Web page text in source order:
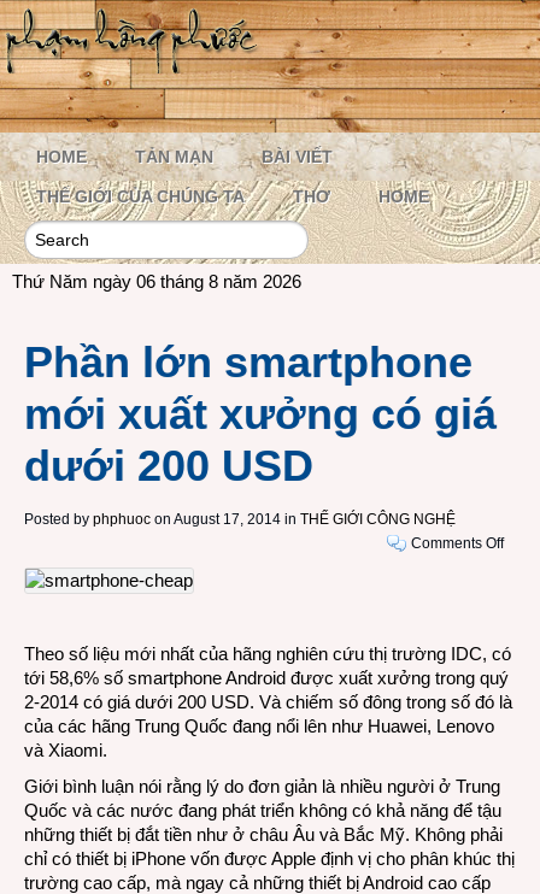
HOME TẢN MẠN BÀI VIẾT
THẾ GIỚI CỦA CHÚNG TA THƠ HOME
Thứ Năm ngày 06 tháng 8 năm 2026
Phần lớn smartphone
mới xuất xưởng có giá
dưới 200 USD
Posted by phphuoc on August 17, 2014 in THẾ GIỚI CÔNG NGHỆ
Comments Offon
xuất
có
Theo số liệu mới nhất của hãng nghiên cứu thị trường IDC, có
tới 58,6% số smartphone Android được xuất xưởng trong quý
2-2014 có giá dưới 200 USD. Và chiếm số đông trong số đó là
của các hãng Trung Quốc đang nổi lên như Huawei, Lenovo
và Xiaomi.
Giới bình luận nói rằng lý do đơn giản là nhiều người ở Trung
Quốc và các nước đang phát triển không có khả năng để tậu
những thiết bị đắt tiền như ở châu Âu và Bắc Mỹ. Không phải
chỉ có thiết bị iPhone vốn được Apple định vị cho phân khúc thị
trường cao cấp, mà ngay cả những thiết bị Android cao cấp